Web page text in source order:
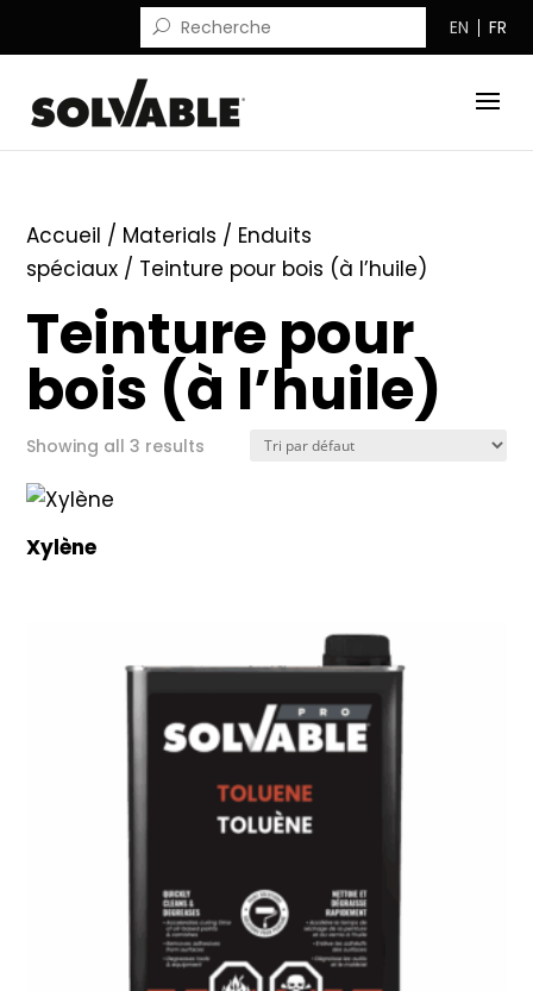
EN FR
Accueil / Materials / Enduits
spéciaux / Teinture pour bois (à l’huile)
Teinture pour
bois (à l’huile)
Showing all 3 results
Xylène